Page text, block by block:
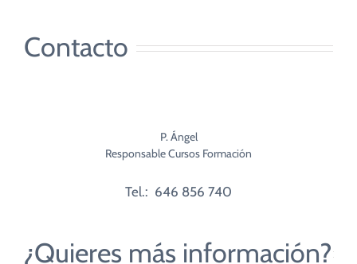
Contacto
P. Ángel
Responsable Cursos Formación
Tel.: 646 856 740
¿Quieres más información?